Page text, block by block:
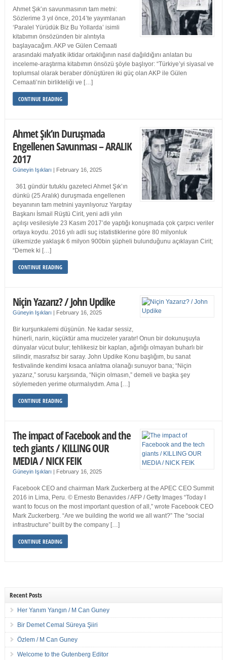
Ahmet Şık’ın savunmasının tam metni:
Sözlerime 3 yıl önce, 2014’te yayımlanan
‘Paralel Yürüdük Biz Bu Yollarda’ isimli
kitabımın önsözünden bir alıntıyla
başlayacağım. AKP ve Gülen Cemaati
arasındaki mafyatik iktidar ortaklığının nasıl dağıldığını anlatan bu
inceleme-araştırma kitabımın önsözü şöyle başlıyor: “Türkiye’yi siyasal ve
toplumsal olarak beraber dönüştüren iki güç olan AKP ile Gülen
Cemaati’nin birlikteliği ve […]
CONTINUE READING
Ahmet Şık’ın Duruşmada
Engellenen Savunması – ARALIK
2017
Güneyin Işıkları | February 16, 2025
361 gündür tutuklu gazeteci Ahmet Şık’ın
dünkü (25 Aralık) duruşmada engellenen
beyanının tam metnini yayınlıyoruz Yargıtay
Başkanı İsmail Rüştü Cirit, yeni adli yılın
açılışı vesilesiyle 23 Kasım 2017’de yaptığı konuşmada çok çarpıcı veriler
ortaya koydu. 2016 yılı adli suç istatistiklerine göre 80 milyonluk
ülkemizde yaklaşık 6 milyon 900bin şüpheli bulunduğunu açıklayan Cirit;
“Demek ki […]
CONTINUE READING
Niçin Yazarız? / John Updike
Güneyin Işıkları | February 16, 2025
Bir kurşunkalemi düşünün. Ne kadar sessiz,
hünerli, narin, küçüktür ama mucizeler yaratır! Onun bir dokunuşuyla
dünyalar vücut bulur; tehlikesiz bir kaplan, ağırlığı olmayan buharlı bir
silindir, masrafsız bir saray. John Updike Konu başlığım, bu sanat
festivalinde kendimi kısaca anlatma olanağı sunuyor bana; “Niçin
yazarız,” sorusu karşısında, “Niçin olmasın,” demeli ve başka şey
söylemeden yerime oturmalıydım. Ama […]
CONTINUE READING
The impact of Facebook and the
tech giants / KILLING OUR
MEDIA / NICK FEIK
Güneyin Işıkları | February 16, 2025
Facebook CEO and chairman Mark Zuckerberg at the APEC CEO Summit
2016 in Lima, Peru. © Ernesto Benavides / AFP / Getty Images “Today I
want to focus on the most important question of all,” wrote Facebook CEO
Mark Zuckerberg. “Are we building the world we all want?” The “social
infrastructure” built by the company […]
CONTINUE READING
Recent Posts
Her Yanım Yangın / M Can Guney
Bir Demet Cemal Süreya Şiiri
Özlem / M Can Guney
Welcome to the Gutenberg Editor